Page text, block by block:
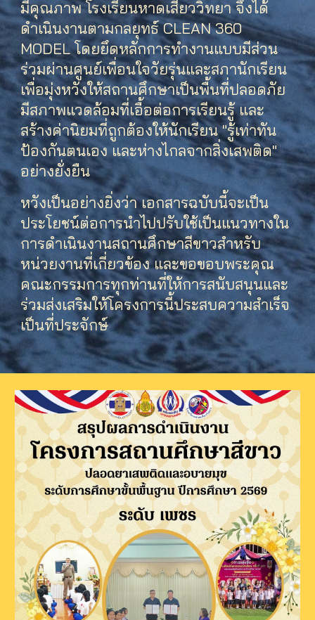
มีคุณภาพ โรงเรียนหาดเสี้ยววิทยา จึงได้
ดำเนินงานตามกลยุทธ์ CLEAN 360
MODEL โดยยึดหลักการทำงานแบบมีส่วน
ร่วมผ่านศูนย์เพื่อนใจวัยรุ่นและสภานักเรียน
เพื่อมุ่งหวังให้สถานศึกษาเป็นพื้นที่ปลอดภัย
มีสภาพแวดล้อมที่เอื้อต่อการเรียนรู้ และ
สร้างค่านิยมที่ถูกต้องให้นักเรียน "รู้เท่าทัน
ป้องกันตนเอง และห่างไกลจากสิ่งเสพติด"
อย่างยั่งยืน
หวังเป็นอย่างยิ่งว่า เอกสารฉบับนี้จะเป็น
ประโยชน์ต่อการนำไปปรับใช้เป็นแนวทางใน
การดำเนินงานสถานศึกษาสีขาวสำหรับ
หน่วยงานที่เกี่ยวข้อง และขอขอบพระคุณ
คณะกรรมการทุกท่านที่ให้การสนับสนุนและ
ร่วมส่งเสริมให้โครงการนี้ประสบความสำเร็จ
เป็นที่ประจักษ์